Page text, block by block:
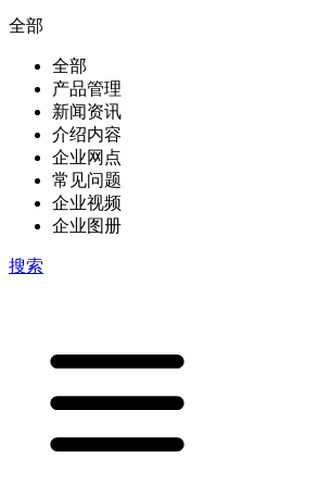
全部
全部
产品管理
新闻资讯
介绍内容
企业网点
常见问题
企业视频
企业图册
搜索